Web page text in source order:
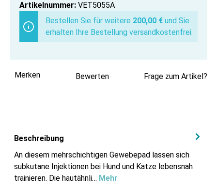
Artikelnummer: VET5055A
Bestellen Sie für weitere 200,00 € und Sie
erhalten Ihre Bestellung versandkostenfrei.
Merken Bewerten Frage zum Artikel?
Beschreibung
An diesem mehrschichtigen Gewebepad lassen sich
subkutane Injektionen bei Hund und Katze lebensnah
trainieren. Die hautähnli… Mehr